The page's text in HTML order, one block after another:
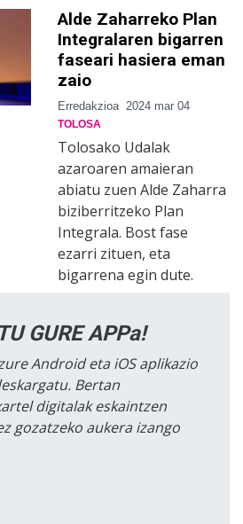
Alde Zaharreko Plan
Integralaren bigarren
faseari hasiera eman
zaio
Erredakzioa 2024 mar 04
TOLOSA
Tolosako Udalak
azaroaren amaieran
abiatu zuen Alde Zaharra
biziberritzeko Plan
Integrala. Bost fase
ezarri zituen, eta
bigarrena egin dute.
GURE APPa!
Android eta iOS aplikazio
Bertan
digitalak eskaintzen
gozatzeko aukera izango